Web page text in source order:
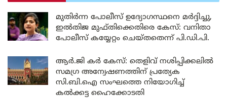
മുതിർന്ന പോലീസ് ഉദ്യോഗസ്ഥനെ മർദ്ദിച്ചു,
ഇൽതിജ മുഫ്തിക്കെതിരെ കേസ്: വനിതാ
പോലീസ് കയ്യേറ്റം ചെയ്തതെന്ന് പി.ഡി.പി.
ആർ.ജി കർ കേസ്: തെളിവ് നശിപ്പിക്കലിൽ
സമഗ്ര അന്വേഷണത്തിന് പ്രത്യേക
സി.ബി.ഐ സംഘത്തെ നിയോഗിച്ച്
കൽക്കട്ട ഹൈക്കോടതി